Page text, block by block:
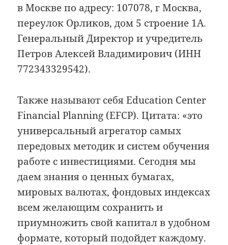
в Москве по адресу: 107078, г Москва,
переулок Орликов, дом 5 строение 1А.
Генеральный Директор и учредитель
Петров Алексей Владимирович (ИНН
772343329542).
Также называют себя Education Center
Financial Planning (EFCP). Цитата: «это
универсальный агрегатор самых
передовых методик и систем обучения
работе с инвестициями. Сегодня мы
даем знания о ценных бумагах,
мировых валютах, фондовых индексах
всем желающим сохранить и
приумножить свой капитал в удобном
формате, который подойдет каждому.